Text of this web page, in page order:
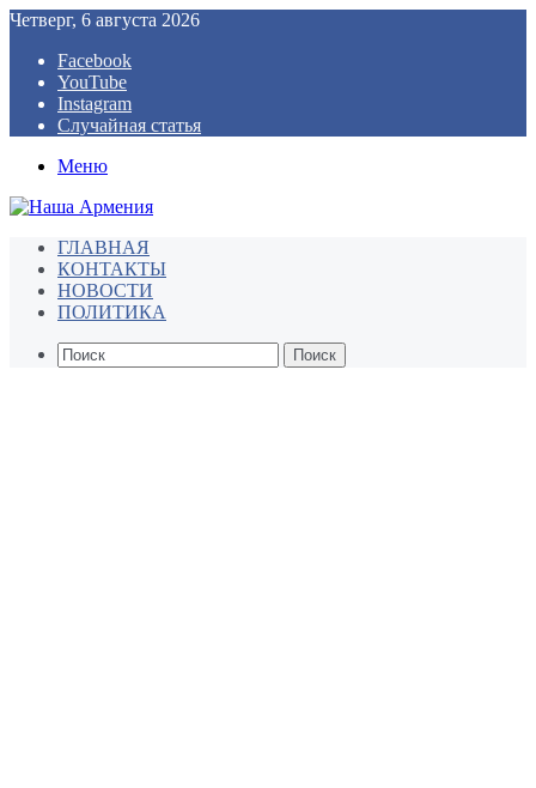
Четверг, 6 августа 2026
Facebook
YouTube
Instagram
Случайная статья
Меню
ГЛАВНАЯ
КОНТАКТЫ
НОВОСТИ
ПОЛИТИКА
Поиск